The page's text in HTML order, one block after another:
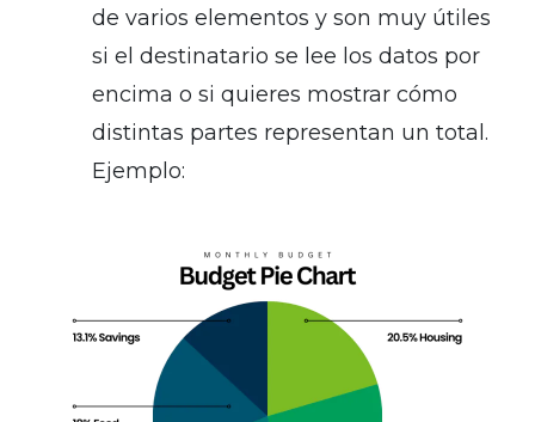
de varios elementos y son muy útiles
si el destinatario se lee los datos por
encima o si quieres mostrar cómo
distintas partes representan un total.
Ejemplo: